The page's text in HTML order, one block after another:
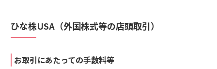
ひな株USA（外国株式等の店頭取引）
お取引にあたっての手数料等